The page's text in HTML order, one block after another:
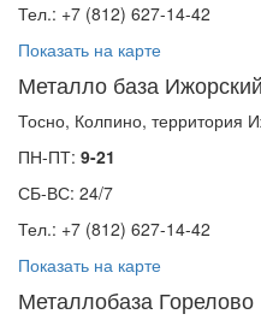
Тел.: +7 (812) 627-14-42
Показать на карте
Металло база
Тосно, Колпино, территория
ПН-ПТ: 9-21
СБ-ВС: 24/7
Тел.: +7 (812) 627-14-42
Показать на карте
Металлобаза Горелово